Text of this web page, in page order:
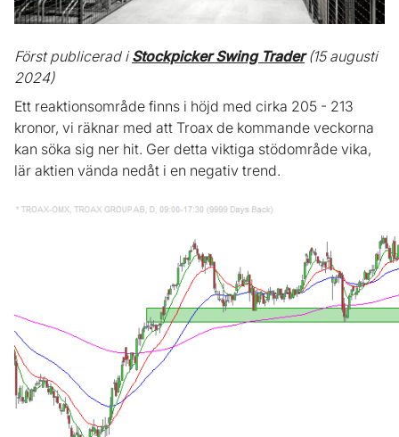
Först publicerad iStockpicker Swing Trader(15 augusti
2024)
Ett reaktionsområde finns i höjd med cirka 205 - 213
kronor, vi räknar med att Troax de kommande veckorna
kan söka sig ner hit. Ger detta viktiga stödområde vika,
lär aktien vända nedåt i en negativ trend.